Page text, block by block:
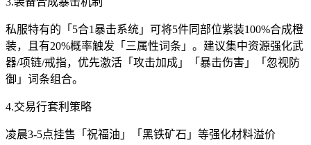
私服特有的「5合1暴击系统」可将5件同部位紫装100%合成橙
装，且有20%概率触发「三属性词条」。建议集中资源强化武
器/项链/戒指，优先激活「攻击加成」「暴击伤害」「忽视防
御」词条组合。
4.交易行套利策略
凌晨3-5点挂售「祝福油」「黑铁矿石」等强化材料溢价